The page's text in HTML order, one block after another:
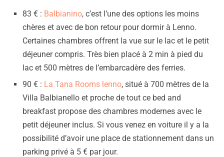
83 € : Balbianino, c’est l’une des options les moins
chères et avec de bon retour pour dormir à Lenno.
Certaines chambres offrent la vue sur le lac et le petit
déjeuner compris. Très bien placé à 2 min à pied du
lac et 500 mètres de l’embarcadère des ferries.
90 € : La Tana Rooms lenno, situé à 700 mètres de la
Villa Balbianello et proche de tout ce bed and
breakfast propose des chambres modernes avec le
petit déjeuner inclus. Si vous venez en voiture il y a la
possibilité d’avoir une place de stationnement dans un
parking privé à 5 € par jour.